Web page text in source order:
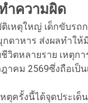
ำความผิด
เหตุใหญ่ เด็กขับร
ดาหาร ส่งผลทำให้
ชีวิตหลายราย เหตุก
าคม 2569ซึ่งถือเป็
ตุครั้งนี้ได้จุดประเด็